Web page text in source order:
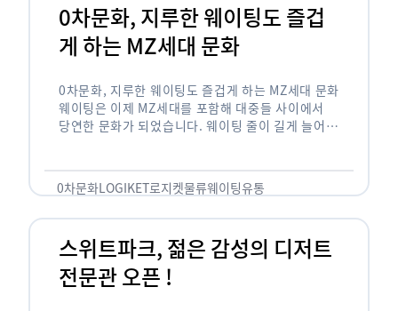
0차문화, 지루한 웨이팅도 즐겁
게 하는 MZ세대 문화
0차문화, 지루한 웨이팅도 즐겁게 하는 MZ세대 문화
웨이팅은 이제 MZ세대를 포함해 대중들 사이에서
당연한 문화가 되었습니다. 웨이팅 줄이 길게 늘어서
0차문화LOGIKET로지켓물류웨이팅유통
스위트파크, 젊은 감성의 디저트
전문관 오픈 !